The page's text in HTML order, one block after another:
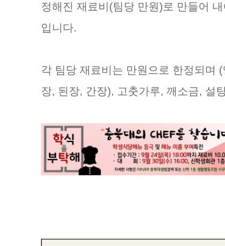
정해진 재료비(팀당 만원)로 만들어
입니다.
각 팀당 재료비는 만원으로 한정되며
장, 된장, 간장), 고춧가루, 깨소금, 설